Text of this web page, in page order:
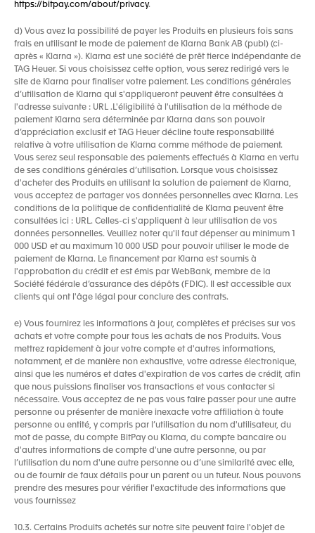
https://bitpay.com/about/privacy.
d) Vous avez la possibilité de payer les Produits en plusieurs fois sans
frais en utilisant le mode de paiement de Klarna Bank AB (publ) (ci-
après « Klarna »). Klarna est une société de prêt tierce indépendante de
TAG Heuer. Si vous choisissez cette option, vous serez redirigé vers le
site de Klarna pour finaliser votre paiement. Les conditions générales
d’utilisation de Klarna qui s'appliqueront peuvent être consultées à
l'adresse suivante : URL .L'éligibilité à l'utilisation de la méthode de
paiement Klarna sera déterminée par Klarna dans son pouvoir
d’appréciation exclusif et TAG Heuer décline toute responsabilité
relative à votre utilisation de Klarna comme méthode de paiement.
Vous serez seul responsable des paiements effectués à Klarna en vertu
de ses conditions générales d’utilisation. Lorsque vous choisissez
d'acheter des Produits en utilisant la solution de paiement de Klarna,
vous acceptez de partager vos données personnelles avec Klarna. Les
conditions de la politique de confidentialité de Klarna peuvent être
consultées ici : URL. Celles-ci s'appliquent à leur utilisation de vos
données personnelles. Veuillez noter qu'il faut dépenser au minimum 1
000 USD et au maximum 10 000 USD pour pouvoir utiliser le mode de
paiement de Klarna. Le financement par Klarna est soumis à
l'approbation du crédit et est émis par WebBank, membre de la
Société fédérale d’assurance des dépôts (FDIC). Il est accessible aux
clients qui ont l'âge légal pour conclure des contrats.
e) Vous fournirez les informations à jour, complètes et précises sur vos
achats et votre compte pour tous les achats de nos Produits. Vous
mettrez rapidement à jour votre compte et d'autres informations,
notamment, et de manière non exhaustive, votre adresse électronique,
ainsi que les numéros et dates d'expiration de vos cartes de crédit, afin
que nous puissions finaliser vos transactions et vous contacter si
nécessaire. Vous acceptez de ne pas vous faire passer pour une autre
personne ou présenter de manière inexacte votre affiliation à toute
personne ou entité, y compris par l’utilisation du nom d'utilisateur, du
mot de passe, du compte BitPay ou Klarna, du compte bancaire ou
d'autres informations de compte d'une autre personne, ou par
l’utilisation du nom d'une autre personne ou d’une similarité avec elle,
ou de fournir de faux détails pour un parent ou un tuteur. Nous pouvons
prendre des mesures pour vérifier l'exactitude des informations que
vous fournissez
10.3. Certains Produits achetés sur notre site peuvent faire l'objet de